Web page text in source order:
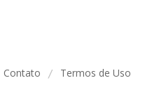
Contato / Termos de Uso